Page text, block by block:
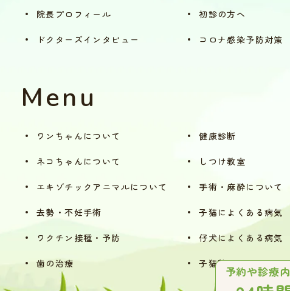
院長プロフィール
ドクターズ インタビュー
初診の方へ
コロナ感染予防対策
Menu
ワンちゃんについて
ネコちゃんについて
エキゾチックアニマルについて
去勢・不妊手術
ワクチン接種・予防
歯の治療
健康診断
しつけ教室
手術・麻酔に ついて
子猫によくある病気
仔犬によくある病気
子猫塾
予約や診療